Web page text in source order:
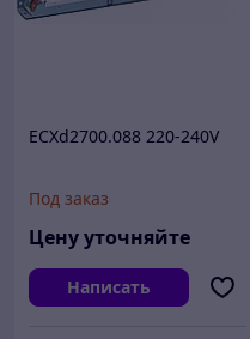
ECXd2700.088 220-240V
Под заказ
Цену уточняйте
Написать